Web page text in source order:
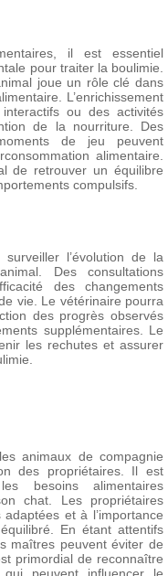
il est essentiel
pour traiter la boulimie.
joue un rôle clé dans
L’enrichissement
ou des activités
de la nourriture. Des
de jeu peuvent
alimentaire.
de retrouver un équilibre
compulsifs.
l’évolution de la
Des consultations
des changements
vie. Le vétérinaire pourra
des progrès observés
supplémentaires. Le
les rechutes et assurer
animaux de compagnie
des propriétaires. Il est
besoins alimentaires
chat. Les propriétaires
et à l’importance
En étant attentifs
maîtres peuvent éviter de
primordial de reconnaître